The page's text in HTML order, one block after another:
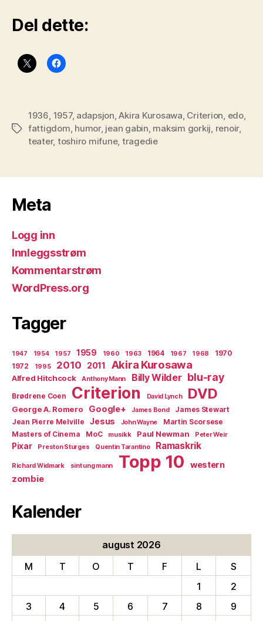
Del dette:
Stikkord
1936, 1957, adapsjon,Akira Kurosawa, Criterion, edo,
fattigdom, humor, jean gabin, maksim gorkij, renoir,
teater, toshiro mifune, tragedie
Meta
Logg inn
Innleggsstrøm
Kommentarstrøm
WordPress.org
Tagger
1947 1954 1957 1959 1960 1963 1964 1967 1968
1970
1972
1995 2010 2011 Akira Kurosawa
Alfred Hitchcock Anthony Mann Billy Wilder blu-ray
Brødrene Coen Criterion David Lynch DVD
George A. Romero Google+ James Bond
James Stewart
Jean Pierre Melville
Jesus John Wayne
Martin Scorsese
Masters of Cinema
MoC musikk Paul Newman Peter Weir
Pixar Preston Sturges Quentin Tarantino Ramaskrik
Richard Widmark sint ung mann Topp 10
western
zombie
Kalender
august 2026
M
T O T F L
S
1
2
3
4 5 6 7 8
9